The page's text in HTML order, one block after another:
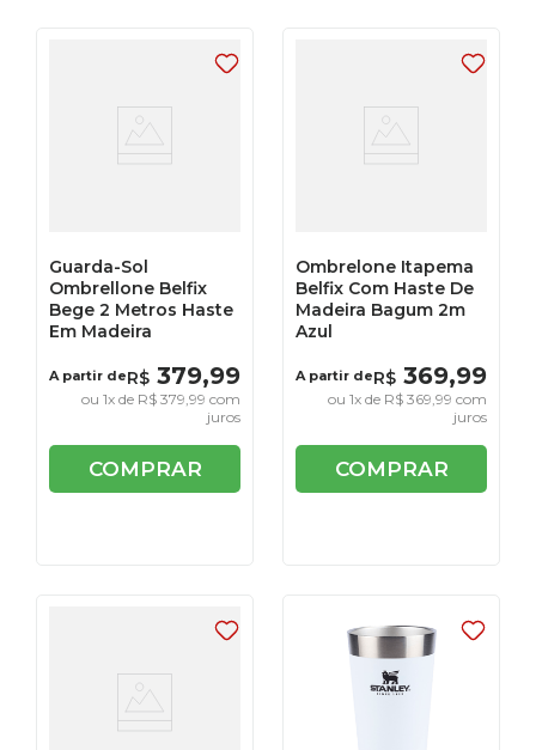
Guarda-Sol
Ombrellone Belfix
Bege 2 Metros Haste
Em Madeira
A partir deR$ 379,99
ou1x de R$ 379,99 com
juros
COMPRAR
Ombrelone Itapema
Belfix Com Haste De
Madeira Bagum 2m
Azul
A partir deR$ 369,99
ou1x de R$ 369,99 com
juros
COMPRAR